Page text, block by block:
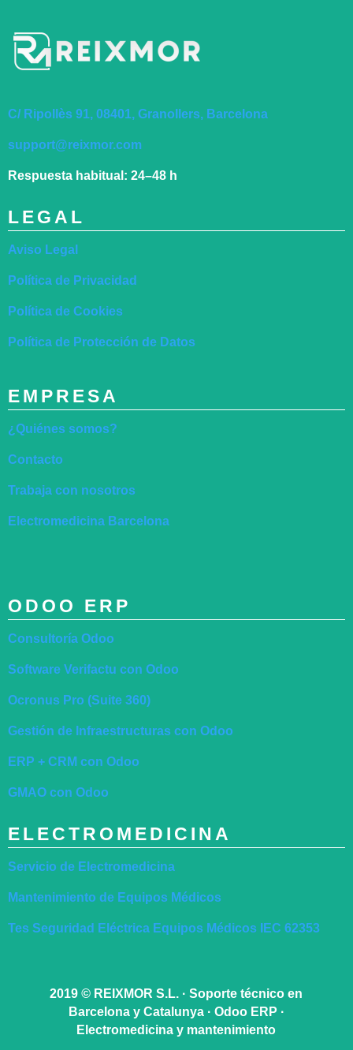
C/ Ripollès 91, 08401, Granollers, Barcelona
support@reixmor.com
Respuesta habitual: 24–48 h
LEGAL
Aviso Legal
Política de Privacidad
Política de Cookies
Política de Protección de Datos
EMPRESA
¿Quiénes somos?
Contacto
Trabaja con nosotros
Electromedicina Barcelona
ODOO ERP
Consultoría Odoo
Software Verifactu con Odoo
Ocronus Pro (Suite 360)
Gestión de Infraestructuras con Odoo
ERP + CRM con Odoo
GMAO con Odoo
ELECTROMEDICINA
Servicio de Electromedicina
Mantenimiento de Equipos Médicos
Tes Seguridad Eléctrica Equipos Médicos IEC 62353
2019© REIXMOR S.L. · Soporte técnico en
Barcelona y Catalunya · Odoo ERP ·
Electromedicina y mantenimiento